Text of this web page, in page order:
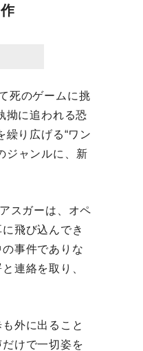
死のゲームに挑
拗に追われる恐
り広げる“ワン
ジャンルに、新
スガーは、オペ
飛び込んでき
事件でありな
連絡を取り、
外に出ること
けで一切姿を